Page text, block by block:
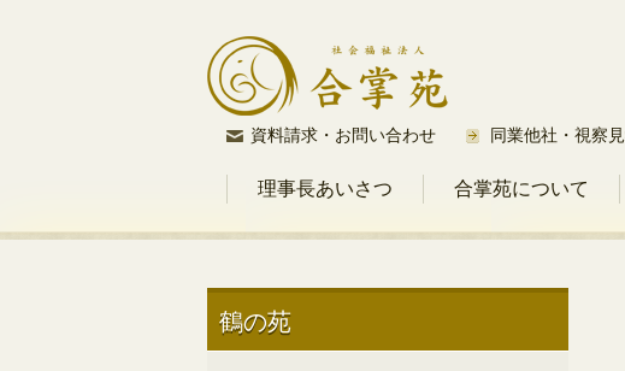
コ
ス
キ
資料請求・お問い合わせ 同業他社・視察
理事長あいさつ 合掌苑について
鶴の苑